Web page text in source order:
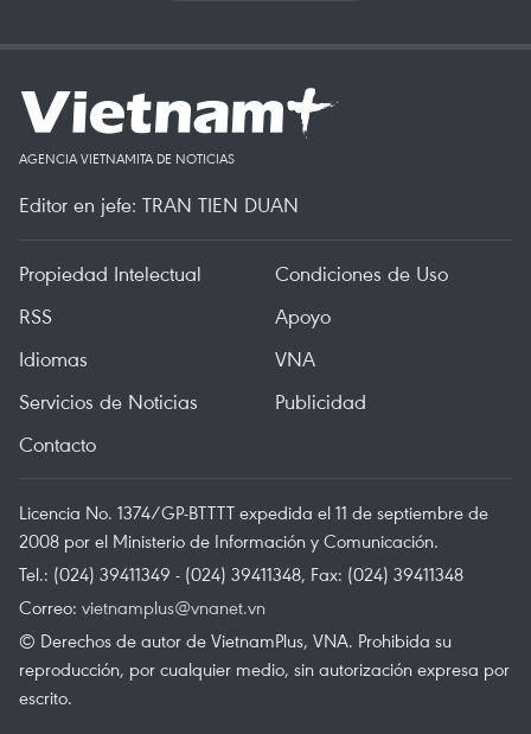
AGENCIA VIETNAMITA DE NOTICIAS
Editor en jefe: TRAN TIEN DUAN
Propiedad Intelectual
Condiciones de Uso
RSS
Apoyo
Idiomas
VNA
Servicios de Noticias
Publicidad
Contacto
Licencia No. 1374/GP-BTTTT expedida el 11 de septiembre de
2008 por el Ministerio de Información y Comunicación.
Tel.: (024) 39411349 - (024) 39411348, Fax: (024) 39411348
Correo: vietnamplus@vnanet.vn
© Derechos de autor de VietnamPlus, VNA. Prohibida su
reproducción, por cualquier medio, sin autorización expresa por
escrito.